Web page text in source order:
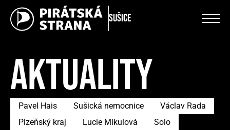
Sušice
AKTUALITY
Pavel Hais Sušická nemocnice
Václav Rada
Plzeňský kraj
Lucie Mikulová
Solo